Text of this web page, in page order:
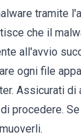
tramite
che il
all'avvio
ogni file
Assicurati
procedere.